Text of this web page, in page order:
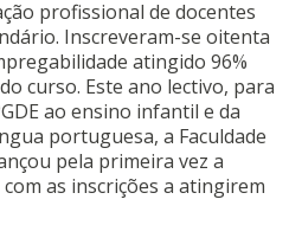
profissional de docentes
Inscreveram-se oitenta
atingido 96%
curso. Este ano lectivo, para
ao ensino infantil e da
portuguesa, a Faculdade
pela primeira vez a
as inscrições a atingirem